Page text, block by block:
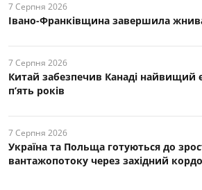
7 Серпня 2026
Івано-Франківщина завершила
7 Серпня 2026
Китай забезпечив Канаді найвищий
п’ять років
7 Серпня 2026
Україна та Польща готуються до
вантажопотоку через західний